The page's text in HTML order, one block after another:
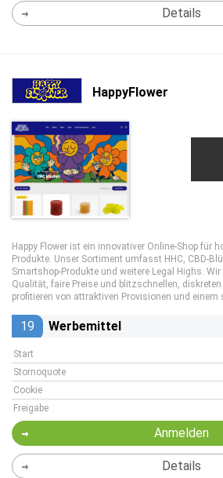
Details
HappyFlower
Happy Flower ist ein innovativer Online-Shop für
Produkte. Unser Sortiment umfasst HHC, CBD-
Smartshop-Produkte und weitere Legal Highs.
Qualität, faire Preise und blitzschnellen,
profitieren von attraktiven Provisionen und einem
19 Werbemittel
Start
Stornoquote
Cookie
Freigabe
Anmelden
Details